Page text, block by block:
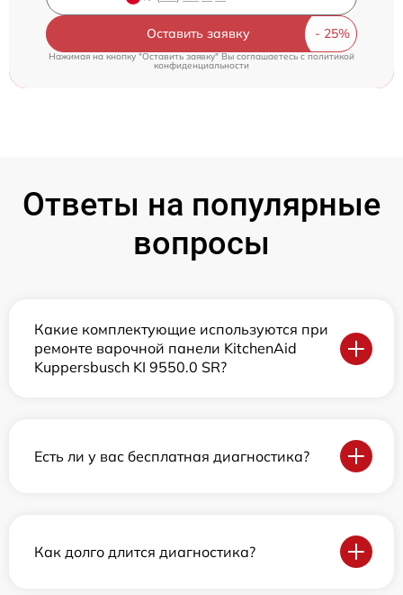
Оставить заявку
Нажимая на кнопку "Оставить заявку" Вы соглашаетесь cполитикой
конфиденциальности
Ответы на популярные
вопросы
Какие комплектующие используются при
ремонте варочной панели KitchenAid
Kuppersbusch KI 9550.0 SR?
Есть ли у вас бесплатная диагностика?
Как долго длится диагностика?